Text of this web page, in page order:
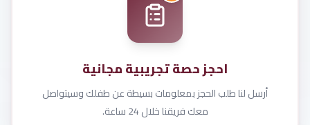
احجز حصة تجريبية مجانية
أرسل لنا طلب الحجز بمعلومات بسيطة عن طفلك وسيتواصل
معك فريقنا خلال 24 ساعة.